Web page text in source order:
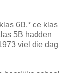
6B,* de klas
5B hadden
viel die dag